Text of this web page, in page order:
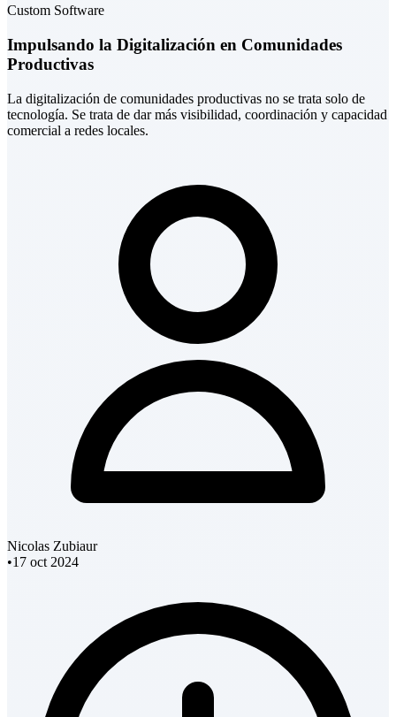
Custom Software
Impulsando la Digitalización en Comunidades
Productivas
La digitalización de comunidades productivas no se trata solo de
tecnología. Se trata de dar más visibilidad, coordinación y capacidad
comercial a redes locales.
Nicolas Zubiaur
•17 oct 2024